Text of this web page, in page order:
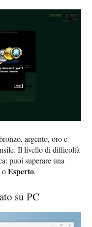
argento, oro e
Il livello di difficoltà
puoi superare una
oEsperto.
su PC